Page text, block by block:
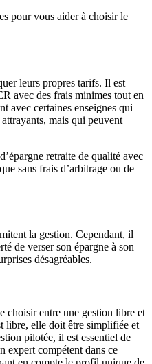
pour vous aider à choisir le
leurs propres tarifs. Il est
avec des frais minimes tout en
avec certaines enseignes qui
mais qui peuvent
retraite de qualité avec
sans frais d’arbitrage ou de
la gestion. Cependant, il
de verser son épargne à son
désagréables.
choisir entre une gestion libre et
libre, elle doit être simplifiée et
pilotée, il est essentiel de
expert compétent dans ce